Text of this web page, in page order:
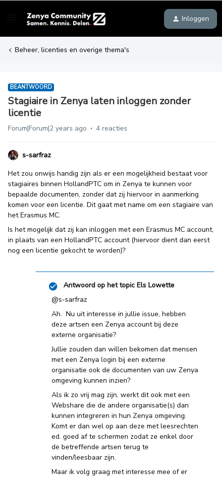
Inloggen
Beheer, licenties en overige thema's
BEANTWOORD
Stagiaire in Zenya laten inloggen zonder
licentie
Forum|Forum|2 years ago 4 reacties
s-sarfraz
Het zou onwijs handig zijn als er een mogelijkheid bestaat voor
stagiaires binnen HollandPTC om in Zenya te kunnen voor
bepaalde documenten, zonder dat zij hiervoor in aanmerking
komen voor een licentie. Dit gaat met name om een stagiaire van
het Erasmus MC.
Is het mogelijk dat zij kan inloggen met een Erasmus MC account,
in plaats van een HollandPTC account (hiervoor dient dan eerst
nog een licentie gekocht te worden)?
Antwoord op het topic Els Lowette
@s-sarfraz
Ah. Nu uit interesse in jullie issue, hebben
deze artsen een Zenya account bij deze
externe organisatie?
Jullie zouden dan willen bekomen dat mensen
met een Zenya login bij een externe
organisatie ook de documenten van uw Zenya
omgeving kunnen inzien?
Als ik zo vrij mag zijn, werkt dit ook met een
Webshare die de andere organisatie(s) dan
kunnen integreren in hun Zenya omgeving.
Komt er dan wel op aan deze met leesrechten
ed. goed af te schermen zodat ze enkel door
de betreffende artsen terug te
vinden/leesbaar zijn.
Maar ik volg graag met interesse mee of er